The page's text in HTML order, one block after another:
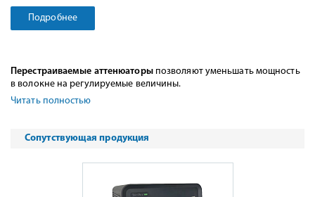
Подробнее
Перестраиваемые аттенюаторыпозволяют уменьшать мощность
в волокне на регулируемые величины.
Читать полностью
Сопутствующая продукция